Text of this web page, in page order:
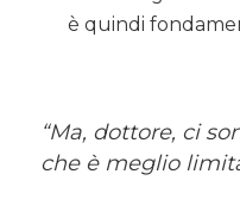
è quindi
“Ma, dottore, ci
che è meglio